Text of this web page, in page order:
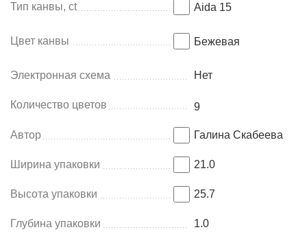
Тип канвы, ct Aida 15
Цвет канвы Бежевая
Электронная схема Нет
Количество цветов 9
Автор Галина Скабеева
Ширина упаковки 21.0
Высота упаковки 25.7
Глубина упаковки 1.0